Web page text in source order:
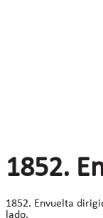
1852.
1852. Envuelta
lado.